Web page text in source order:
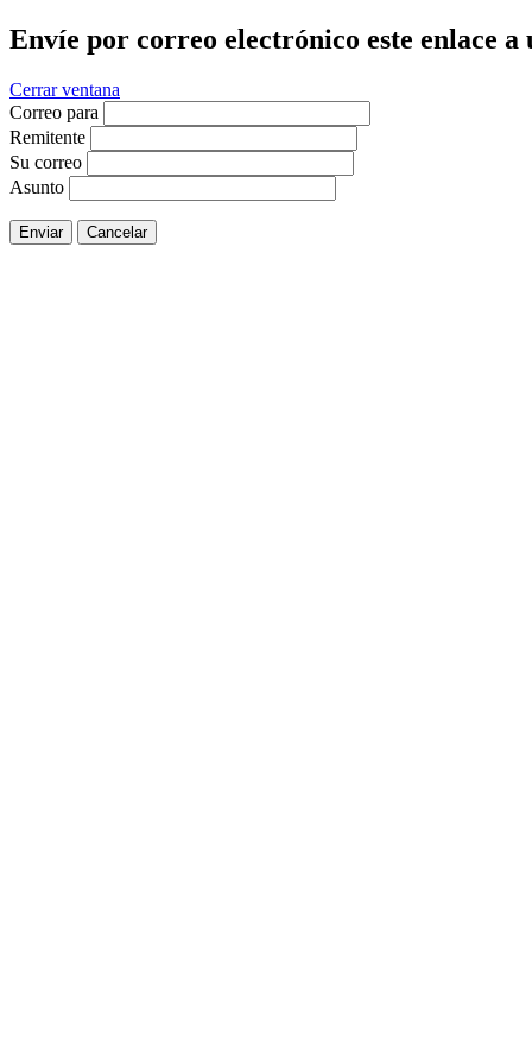
Envíe por correo electrónico este enlace a
Cerrar ventana
Correo para
Remitente
Su correo
Asunto
Enviar Cancelar